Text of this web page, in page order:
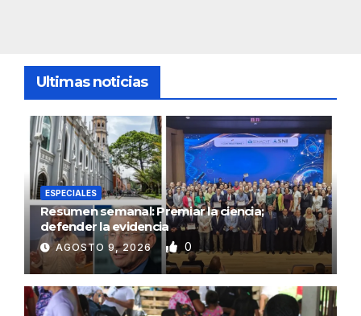
Ultimas noticias
ESPECIALES
Resumen semanal: Premiar la ciencia;
defender la evidencia
AGOSTO 9, 2026 0